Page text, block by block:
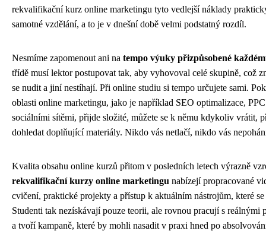
rekvalifikační kurz online marketingu tyto vedlejší náklady
samotné vzdělání, a to je v dnešní době velmi podstatný rozdíl.
Nesmíme zapomenout ani na tempo výuky přizpůsobené
třídě musí lektor postupovat tak, aby vyhovoval celé skupině, což
se nudit a jiní nestíhají. Při online studiu si tempo určujete sami.
oblasti online marketingu, jako je například SEO optimalizace,
sociálními sítěmi, přijde složité, můžete se k němu kdykoliv vrátit,
dohledat doplňující materiály. Nikdo vás netlačí, nikdo vás
Kvalita obsahu online kurzů přitom v posledních letech výrazně
rekvalifikační kurzy online marketingu nabízejí propracované
cvičení, praktické projekty a přístup k aktuálním nástrojům, které
Studenti tak nezískávají pouze teorii, ale rovnou pracují s reálnými
a tvoří kampaně, které by mohli nasadit v praxi hned po